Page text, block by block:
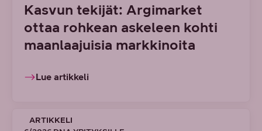
Kasvun tekijät: Argimarket
ottaa rohkean askeleen kohti
maanlaajuisia markkinoita
Lue artikkeli
ARTIKKELI